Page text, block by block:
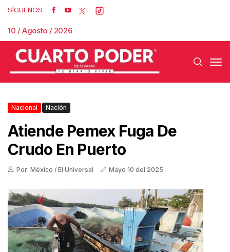
SÍGUENOS
10 / Agosto / 2026
Nacional Nación
Atiende Pemex Fuga De
Crudo En Puerto
Por: México / El Universal Mayo 10 del 2025